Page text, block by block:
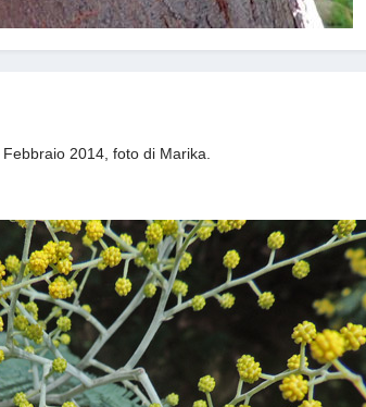
2014, foto di Marika.